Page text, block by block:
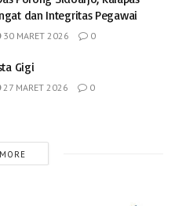
dan Integritas Pegawai
30 MARET 2026 0
Gigi
27 MARET 2026 0